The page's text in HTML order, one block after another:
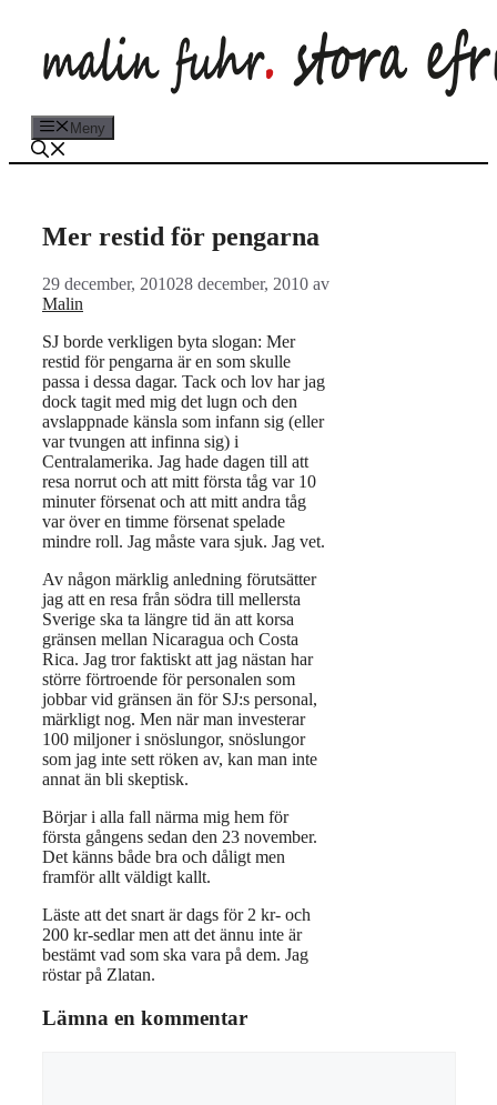
innehåll
Meny
Mer restid för pengarna
29 december, 201028 december, 2010 av
Malin
SJ borde verkligen byta slogan: Mer
restid för pengarna är en som skulle
passa i dessa dagar. Tack och lov har jag
dock tagit med mig det lugn och den
avslappnade känsla som infann sig (eller
var tvungen att infinna sig) i
Centralamerika. Jag hade dagen till att
resa norrut och att mitt första tåg var 10
minuter försenat och att mitt andra tåg
var över en timme försenat spelade
mindre roll. Jag måste vara sjuk. Jag vet.
Av någon märklig anledning förutsätter
jag att en resa från södra till mellersta
Sverige ska ta längre tid än att korsa
gränsen mellan Nicaragua och Costa
Rica. Jag tror faktiskt att jag nästan har
större förtroende för personalen som
jobbar vid gränsen än för SJ:s personal,
märkligt nog. Men när man investerar
100 miljoner i snöslungor, snöslungor
som jag inte sett röken av, kan man inte
annat än bli skeptisk.
Börjar i alla fall närma mig hem för
första gångens sedan den 23 november.
Det känns både bra och dåligt men
framför allt väldigt kallt.
Läste att det snart är dags för 2 kr- och
200 kr-sedlar men att det ännu inte är
bestämt vad som ska vara på dem. Jag
röstar på Zlatan.
Lämna en kommentar